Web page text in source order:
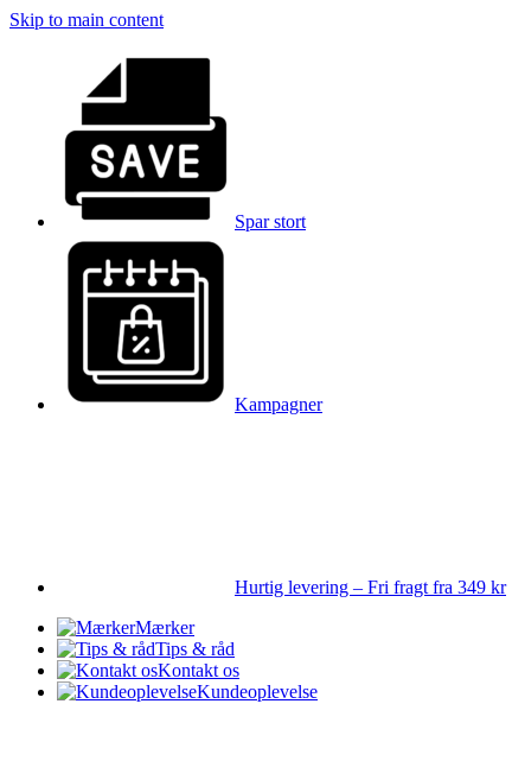
Skip to main content
Spar stort
Kampagner
Hurtig levering – Fri fragt fra 349 kr
Mærker
Tips & råd
Kontakt os
Kundeoplevelse